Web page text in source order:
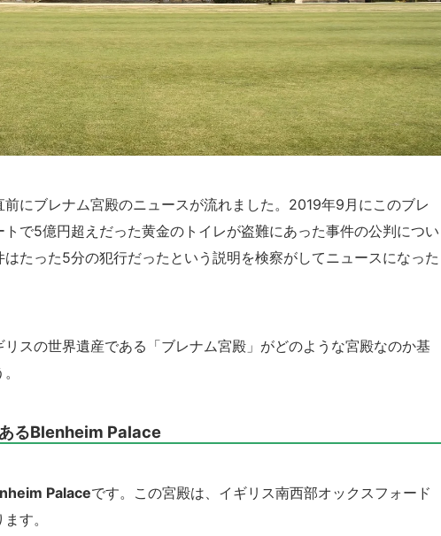
にブレナム宮殿のニュースが流れました。2019年9月にこのブレ
で5億円超えだった黄金のトイレが盗難にあった事件の公判につい
たった5分の犯行だったという説明を検察がしてニュースになった
スの世界遺産である「ブレナム宮殿」がどのような宮殿なのか基
るBlenheim Palace
Palaceです。この宮殿は、イギリス南西部オックスフォード
す。